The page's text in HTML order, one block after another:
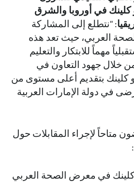
كلينك في أوروبا والشرق
: "نتطلع إلى المشاركة
العربي، حيث تعد هذه
مهماً للابتكار والتعليم
خلال جهود التعاون في
كلينك بتقديم أعلى مستوى من
في دولة الإمارات العربية
متاحاً لإجراء المقابلات حول
في معرض الصحة العربي